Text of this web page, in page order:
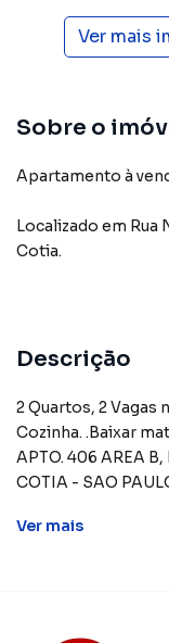
Ver mais
Sobre o
Apartamento à
Localizado em Rua
Cotia.
Descrição
2 Quartos, 2 Vagas na Garagem, Área de Serviço, Wc, Sala,
Cozinha. .Baixar
APTO. 406 AREA
COTIA - SAO
Consulte
Ver mais